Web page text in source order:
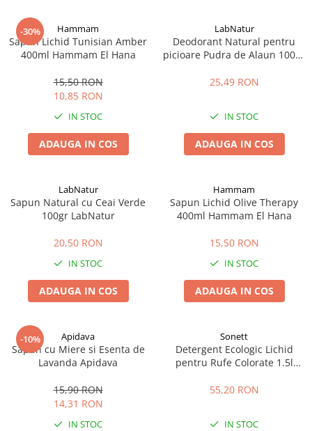
Suplimente fitness
Batoane proteice
Pentru antrenament
Mama si copilul
Produse pentru copii
Sarcina si alaptare
Ceaiuri simple
Ceaiuri medicinale compuse
Ceaiuri Maté
Cafea verde
Ulei de Cocos
Ulei de cocos de uz alimentar
Ulei de cocos de uz cosmetic
Alte produse din Cocos
-30% Hammam
Sapun Lichid Tunisian Amber
400ml Hammam El Hana
15,50 RON
10,85 RON
IN STOC
ADAUGA IN COS
LabNatur
Deodorant Natural pentru
picioare Pudra de Alaun 100gr
25,49 RON
IN STOC
ADAUGA IN COS
LabNatur
Sapun Natural cu Ceai Verde
100gr LabNatur
20,50 RON
IN STOC
ADAUGA IN COS
Hammam
Sapun Lichid Olive Therapy
400ml Hammam El Hana
15,50 RON
IN STOC
ADAUGA IN COS
-10% Apidava
Sapun cu Miere si Esenta de
Lavanda Apidava
15,90 RON
14,31 RON
IN STOC
Sonett
Detergent Ecologic Lichid
pentru Rufe Colorate 1.5l
55,20 RON
IN STOC